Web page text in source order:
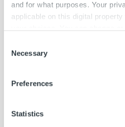
and for what purposes. Your
applicable on this digital
the Privacy trigger icon.
Find out more about how your
and set your preferences in the
We use cookies to personalise
provide social media features
Selection
Necessary
Preferences
Statistics
Head of AI